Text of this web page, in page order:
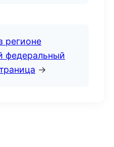
регионе
федеральный
→